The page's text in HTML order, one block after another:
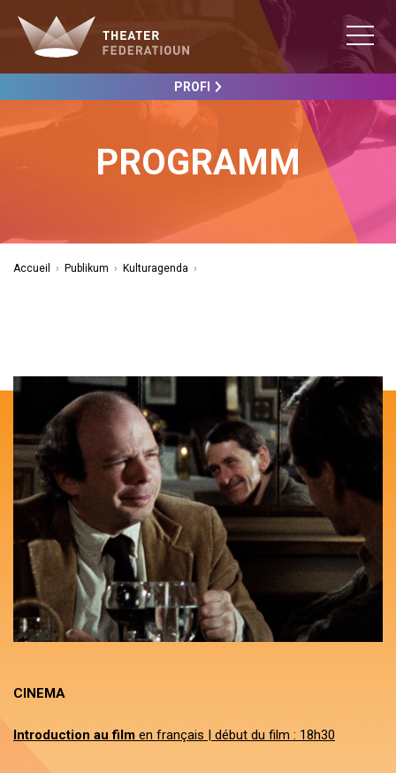
PROFI
PROGRAMM
Accueil › Publikum › Kulturagenda ›
CINEMA
Introduction au film en français | début du film : 18h30